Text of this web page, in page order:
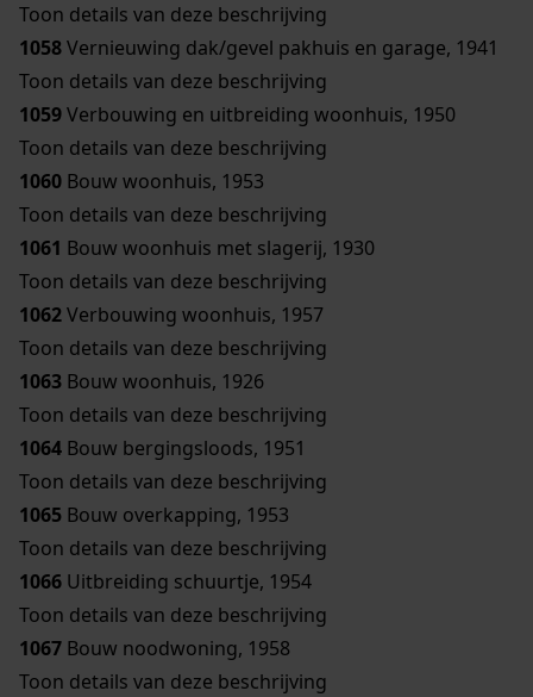
Toon details van deze beschrijving
1058Vernieuwing dak/gevel pakhuis en garage, 1941
Toon details van deze beschrijving
1059Verbouwing en uitbreiding woonhuis, 1950
Toon details van deze beschrijving
1060 Bouw woonhuis, 1953
Toon details van deze beschrijving
1061 Bouw woonhuis met slagerij, 1930
Toon details van deze beschrijving
1062Verbouwing woonhuis, 1957
Toon details van deze beschrijving
1063 Bouw woonhuis, 1926
Toon details van deze beschrijving
1064 Bouw bergingsloods, 1951
Toon details van deze beschrijving
1065 Bouw overkapping, 1953
Toon details van deze beschrijving
1066 Uitbreiding schuurtje, 1954
Toon details van deze beschrijving
1067 Bouw noodwoning, 1958
Toon details van deze beschrijving